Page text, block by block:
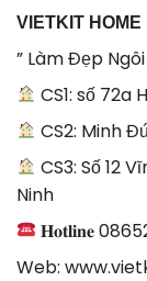
VIETKIT HOME
” Làm Đẹp
CS1: số 72a
CS2: Minh
CS3: Số 12
Ninh
𝐇𝐨𝐭𝐥𝐢𝐧𝐞
Web: